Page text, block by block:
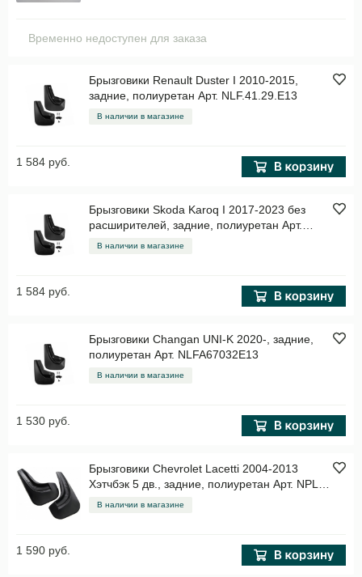
Временно недоступен для заказа
Брызговики Renault Duster I 2010-2015,
задние, полиуретан Арт. NLF.41.29.E13
В наличии в магазине
1 584 руб.
Брызговики Skoda Karoq I 2017-2023 без
расширителей, задние, полиуретан Арт.
NLF.02444.E13
В наличии в магазине
1 584 руб.
Брызговики Changan UNI-K 2020-, задние,
полиуретан Арт. NLFA67032E13
В наличии в магазине
1 530 руб.
Брызговики Chevrolet Lacetti 2004-2013
Хэтчбэк 5 дв., задние, полиуретан Арт. NPL-
Br-12-40B
В наличии в магазине
1 590 руб.